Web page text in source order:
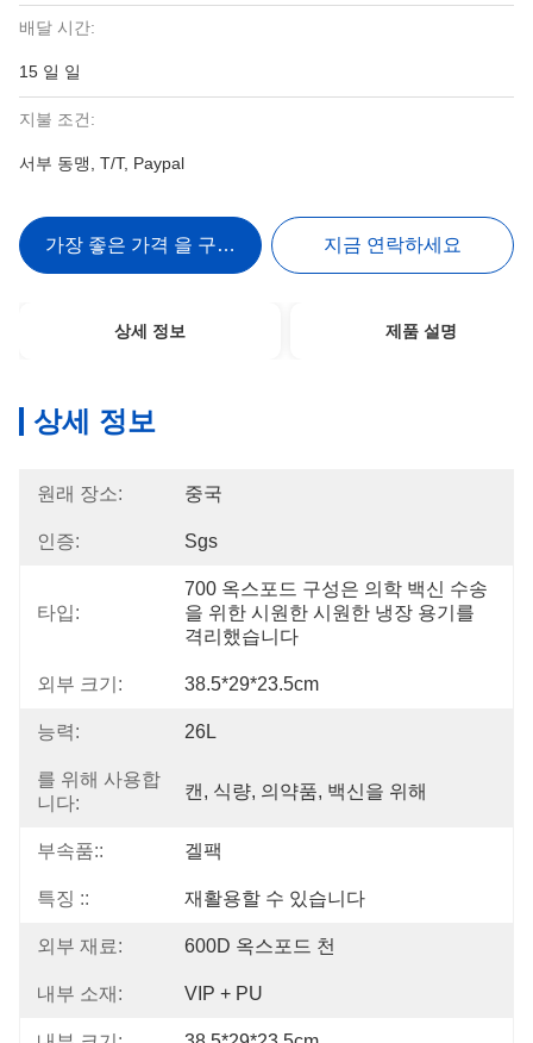
배달 시간:
15 일 일
지불 조건:
서부 동맹, T/T, Paypal
가장 좋은 가격 을 구하라 지금 연락하세요
상세 정보 제품 설명
상세 정보
원래 장소: 중국
인증: Sgs
타입:
700 옥스포드 구성은 의학 백신 수송
을 위한 시원한 시원한 냉장 용기를
격리했습니다
외부 크기: 38.5*29*23.5cm
능력: 26L
를 위해 사용합
니다:
캔, 식량, 의약품, 백신을 위해
부속품:: 겔팩
특징 :: 재활용할 수 있습니다
외부 재료: 600D 옥스포드 천
내부 소재: VIP + PU